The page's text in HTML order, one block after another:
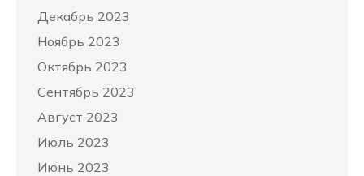
Декабрь 2023
Ноябрь 2023
Октябрь 2023
Сентябрь 2023
Август 2023
Июль 2023
Июнь 2023